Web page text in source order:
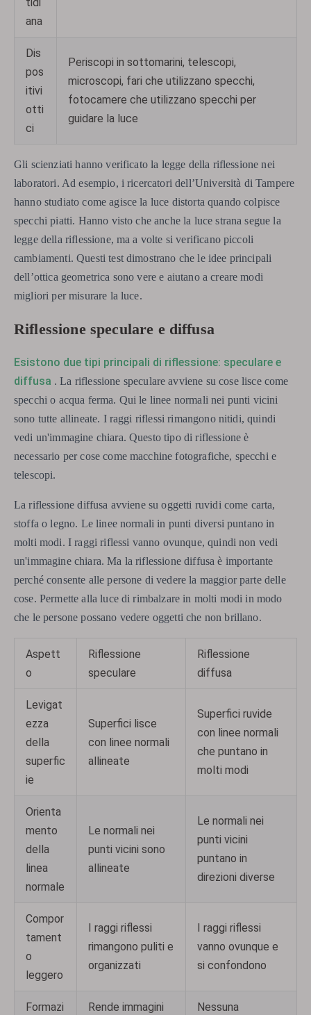
ana
Dis
pos
itivi
otti
ci
Periscopi in sottomarini, telescopi,
microscopi, fari che utilizzano specchi,
fotocamere che utilizzano specchi per
guidare la luce
Gli scienziati hanno verificato la legge della riflessione nei
laboratori. Ad esempio, i ricercatori dell’Università di Tampere
hanno studiato come agisce la luce distorta quando colpisce
specchi piatti. Hanno visto che anche la luce strana segue la
legge della riflessione, ma a volte si verificano piccoli
cambiamenti. Questi test dimostrano che le idee principali
dell’ottica geometrica sono vere e aiutano a creare modi
migliori per misurare la luce.
Riflessione speculare e diffusa
Esistono due tipi principali di riflessione: speculare e
diffusa . La riflessione speculare avviene su cose lisce come
specchi o acqua ferma. Qui le linee normali nei punti vicini
sono tutte allineate. I raggi riflessi rimangono nitidi, quindi
vedi un'immagine chiara. Questo tipo di riflessione è
necessario per cose come macchine fotografiche, specchi e
telescopi.
La riflessione diffusa avviene su oggetti ruvidi come carta,
stoffa o legno. Le linee normali in punti diversi puntano in
molti modi. I raggi riflessi vanno ovunque, quindi non vedi
un'immagine chiara. Ma la riflessione diffusa è importante
perché consente alle persone di vedere la maggior parte delle
cose. Permette alla luce di rimbalzare in molti modi in modo
che le persone possano vedere oggetti che non brillano.
Aspett
o
Riflessione
speculare
Riflessione
diffusa
Levigat
ezza
della
superfic
ie
Superfici lisce
con linee normali
allineate
Superfici ruvide
con linee normali
che puntano in
molti modi
Orienta
mento
della
linea
normale
Le normali nei
punti vicini sono
allineate
Le normali nei
punti vicini
puntano in
direzioni diverse
Compor
tament
o
leggero
I raggi riflessi
rimangono puliti e
organizzati
I raggi riflessi
vanno ovunque e
si confondono
Formazi
Rende immagini
Nessuna